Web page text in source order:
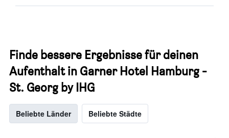
Finde bessere Ergebnisse für deinen
Aufenthalt in Garner Hotel Hamburg -
St. Georg by IHG
Beliebte Länder Beliebte Städte